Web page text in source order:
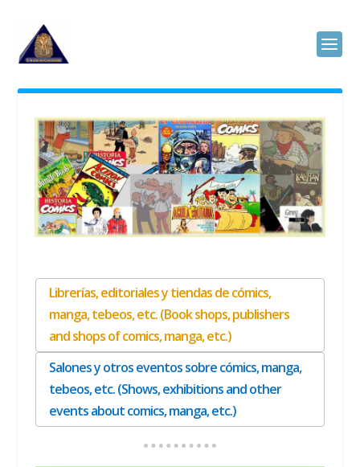
Librerías, editoriales y tiendas de cómics,
manga, tebeos, etc. (Book shops, publishers
and shops of comics, manga, etc.)
Salones y otros eventos sobre cómics, manga,
tebeos, etc. (Shows, exhibitions and other
events about comics, manga, etc.)